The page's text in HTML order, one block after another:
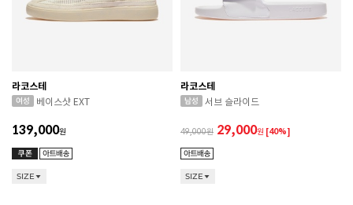
라코스테
베이스샷 EXT
139,000원
SIZE
라코스테
서브 슬라이드
49,000 29,000원 [40%]
SIZE